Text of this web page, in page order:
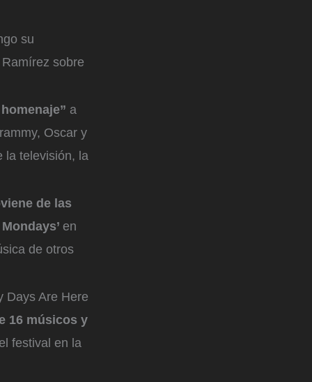
su
sobre
a
Oscar y
la televisión, la
de las
en
de otros
Days Are Here
16 músicos y
festival en la